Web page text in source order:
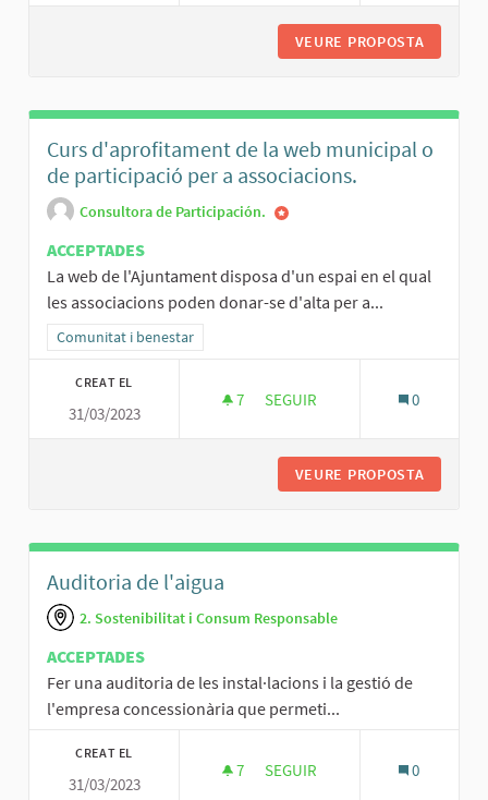
VEURE PROPOSTA
Curs d'aprofitament de la web municipal o
de participació per a associacions.
Consultora de Participación.
ACCEPTADES
La web de l'Ajuntament disposa d'un espai en el qual
les associacions poden donar-se d'alta per a...
Resultats al filtrar per la categoria: Comunitat i benestar
Comunitat i benestar
CREAT EL
31/03/2023
7 7 SEGUIDORES
SEGUIR 0
VEURE PROPOSTA
Auditoria de l'aigua
2. Sostenibilitat i Consum Responsable
ACCEPTADES
Fer una auditoria de les instal·lacions i la gestió de
l'empresa concessionària que permeti...
CREAT EL
31/03/2023
7 7 SEGUIDORES
SEGUIR 0